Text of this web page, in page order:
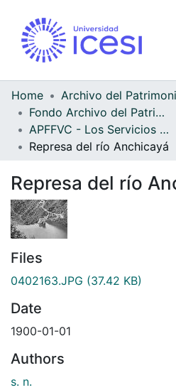
Home
Fondo Archivo del Patrimonio Fotográfico y Fílmico del Valle del Cauca
APFFVC - Los Servicios Públicos - Patrimonial
Represa del río Anchicayá
Represa del río
Files
0402163.JPG (37.42 KB)
Date
1900-01-01
Authors
s. n.